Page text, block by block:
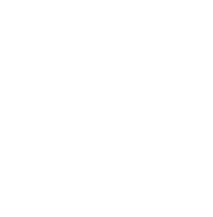
https://bit.ly/